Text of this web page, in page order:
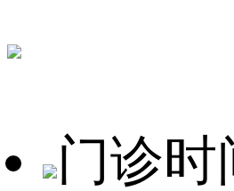
门诊时